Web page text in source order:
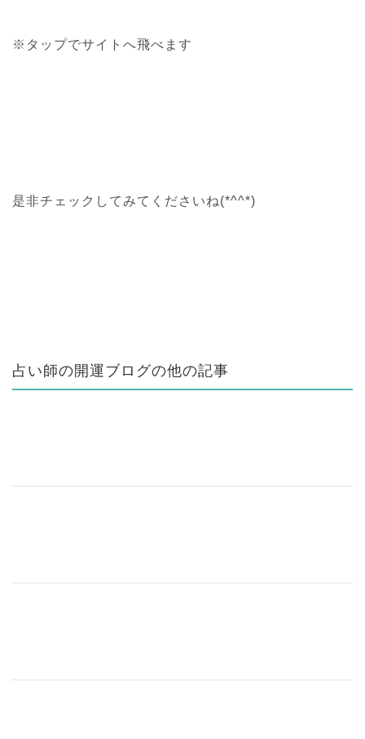
※タップでサイトへ飛べます
是非チェックしてみてくださいね(*^^*)
占い師の開運ブログの他の記事